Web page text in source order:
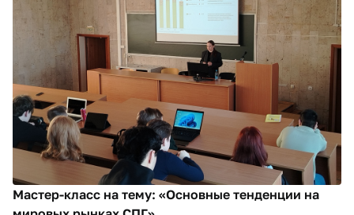
Мастер-класс на тему: «Основные тенденции на